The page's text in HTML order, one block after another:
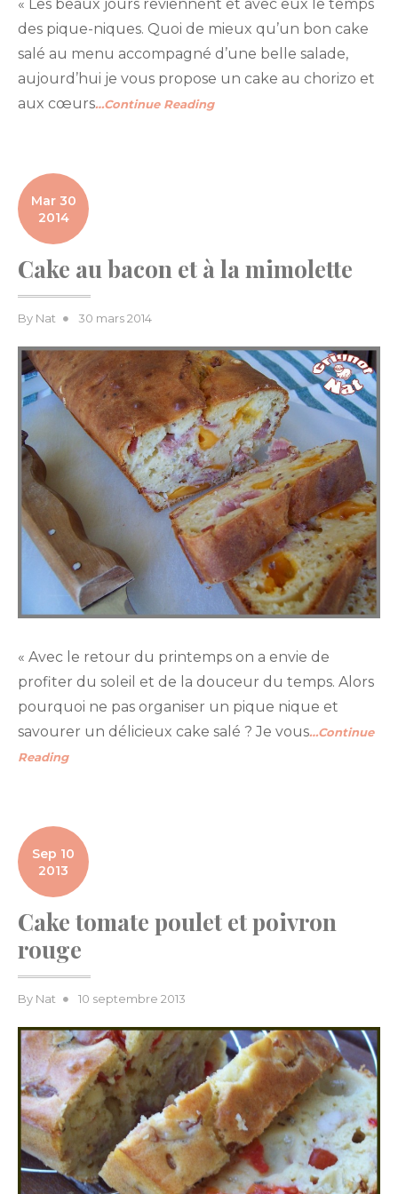
« Les beaux jours reviennent et avec eux le temps
des pique-niques. Quoi de mieux qu’un bon cake
salé au menu accompagné d’une belle salade,
aujourd’hui je vous propose un cake au chorizo et
aux cœurs…Continue Reading
Mar 30
2014
Cake au bacon et à la mimolette
By Nat
Posted
30 mars 2014
« Avec le retour du printemps on a envie de
profiter du soleil et de la douceur du temps. Alors
pourquoi ne pas organiser un pique nique et
savourer un délicieux cake salé ? Je vous…Continue
Reading
Sep 10
2013
Cake tomate poulet et poivron
rouge
By Nat
Posted
10 septembre 2013